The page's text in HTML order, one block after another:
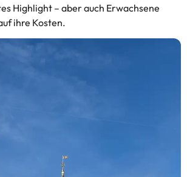
Highlight – aber auch Erwachsene
ihre Kosten.